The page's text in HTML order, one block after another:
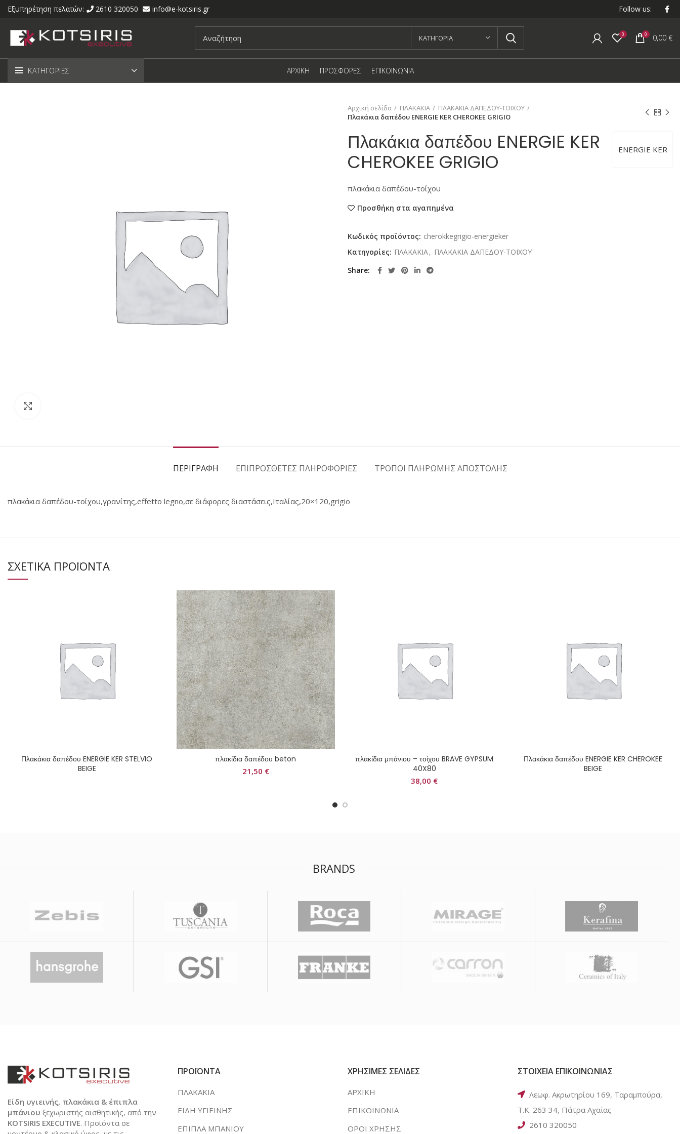
Εξυπηρέτηση πελατών: 2610 320050 info@e-kotsiris.gr Follow us:
KΑΤΗΓΟΡΙΑ 0 0 0,00 €
ΚΑΤΗΓΟΡΙΕΣ ΑΡΧΙΚΗ ΠΡΟΣΦΟΡΕΣ ΕΠΙΚΟΙΝΩΝΙΑ
Αρχική σελίδα ΠΛΑΚΑΚΙΑ
ΠΛΑΚΑΚΙΑ ΔΑΠΕΔΟΥ-ΤΟΙΧΟΥ
Πλακάκια δαπέδου ENERGIE KER CHEROKEE GRIGIO
ENERGIE KER
Πλακάκια δαπέδου ENERGIE KER
CHEROKEE GRIGIO
πλακάκια δαπέδου-τοίχου
Προσθήκη στα αγαπημένα
Κωδικός προϊόντος: cherokkegrigio-energieker
Κατηγορίες: ΠΛΑΚΑΚΙΑ, ΠΛΑΚΑΚΙΑ ΔΑΠΕΔΟΥ-ΤΟΙΧΟΥ
Share
ΠΕΡΙΓΡΑΦΗ ΕΠΙΠΡΟΣΘΕΤΕΣ ΠΛΗΡΟΦΟΡΙΕΣ ΤΡΟΠΟΙ ΠΛΗΡΩΜΗΣ ΑΠΟΣΤΟΛΗΣ
πλακάκια δαπέδου-τοίχου,γρανίτης,effetto legno,σε διάφορες διαστάσεις,Ιταλίας,20×120,grigio
ΣΧΕΤΙΚΑ ΠΡΟΪΟΝΤΑ
Πλακάκια δαπέδου ENERGIE KER STELVIO
BEIGE
πλακίδια δαπέδου beton
21,50 €
πλακίδια μπάνιου – τοίχου BRAVE GYPSUM
40X80
38,00 €
Πλακάκια δαπέδου ENERGIE KER CHEROKEE
BEIGE
BRANDS
Είδη υγιεινής, πλακάκια & έπιπλα
μπάνιου ξεχωριστής αισθητικής, από την
KOTSIRIS EXECUTIVE. Προϊόντα σε
ΠΡΟΪΟΝΤΑ
ΠΛΑΚΑΚΙΑ
ΕΙΔΗ ΥΓΙΕΙΝΗΣ
ΕΠΙΠΛΑ ΜΠΑΝΙΟΥ
ΧΡΗΣΙΜΕΣ ΣΕΛΙΔΕΣ
ΑΡΧΙΚΗ
ΕΠΙΚΟΙΝΩΝΙΑ
ΟΡΟΙ ΧΡΗΣΗΣ
ΣΤΟΙΧΕΙΑ ΕΠΙΚΟΙΝΩΝΙΑΣ
Λεωφ. Ακρωτηρίου 169, Ταραμπούρα,
Τ.Κ. 263 34, Πάτρα Αχαΐας
2610 320050